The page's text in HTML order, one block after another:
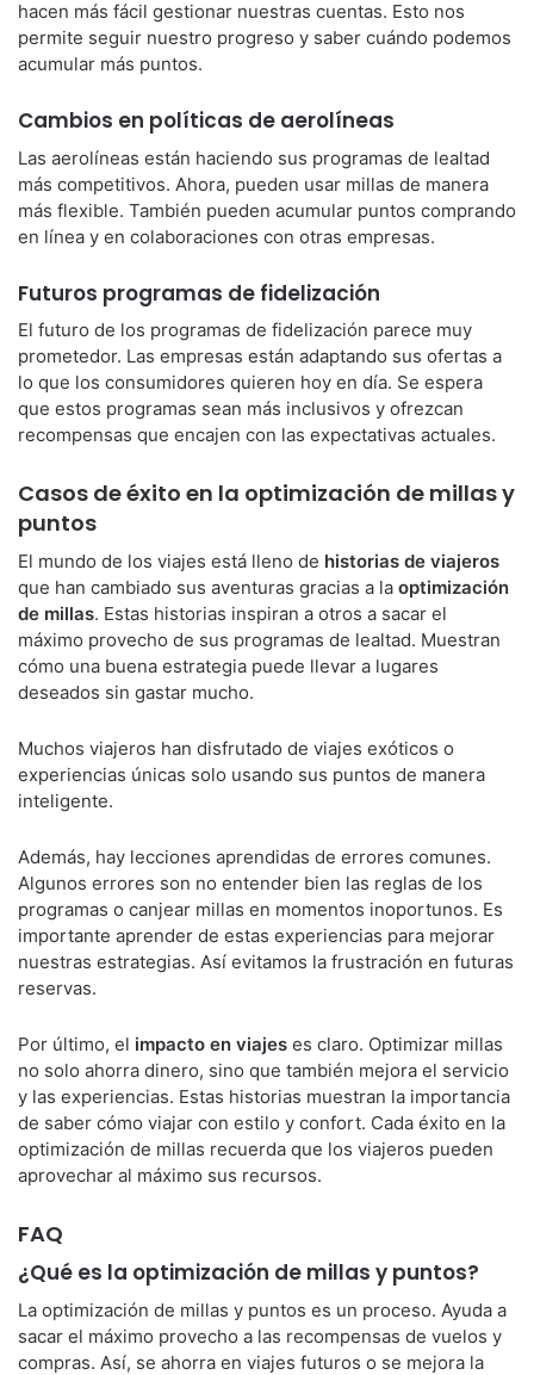
hacen más fácil gestionar nuestras cuentas. Esto nos
permite seguir nuestro progreso y saber cuándo podemos
acumular más puntos.
Cambios en políticas de aerolíneas
Las aerolíneas están haciendo sus programas de lealtad
más competitivos. Ahora, pueden usar millas de manera
más flexible. También pueden acumular puntos comprando
en línea y en colaboraciones con otras empresas.
Futuros programas de fidelización
El futuro de los programas de fidelización parece muy
prometedor. Las empresas están adaptando sus ofertas a
lo que los consumidores quieren hoy en día. Se espera
que estos programas sean más inclusivos y ofrezcan
recompensas que encajen con las expectativas actuales.
Casos de éxito en la optimización de millas y
puntos
El mundo de los viajes está lleno de historias de viajeros
que han cambiado sus aventuras gracias a la optimización
de millas. Estas historias inspiran a otros a sacar el
máximo provecho de sus programas de lealtad. Muestran
cómo una buena estrategia puede llevar a lugares
deseados sin gastar mucho.
Muchos viajeros han disfrutado de viajes exóticos o
experiencias únicas solo usando sus puntos de manera
inteligente.
Además, hay lecciones aprendidas de errores comunes.
Algunos errores son no entender bien las reglas de los
programas o canjear millas en momentos inoportunos. Es
importante aprender de estas experiencias para mejorar
nuestras estrategias. Así evitamos la frustración en futuras
reservas.
Por último, el impacto en viajes es claro. Optimizar millas
no solo ahorra dinero, sino que también mejora el servicio
y las experiencias. Estas historias muestran la importancia
de saber cómo viajar con estilo y confort. Cada éxito en la
optimización de millas recuerda que los viajeros pueden
aprovechar al máximo sus recursos.
FAQ
¿Qué es la optimización de millas y puntos?
La optimización de millas y puntos es un proceso. Ayuda a
sacar el máximo provecho a las recompensas de vuelos y
compras. Así, se ahorra en viajes futuros o se mejora la